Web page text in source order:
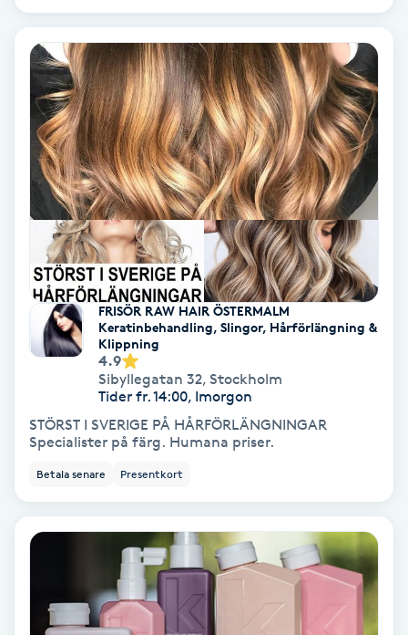
Osteopati
Paraffinbehandling
Pedikyr
Pensionärklippning
Permanent
Permanent hårborttagning
Permanent ögonbrynsmakeup
Personal shopper
Personlig tränare
Pigmentbehandling
FRISÖR RAW HAIR ÖSTERMALM
Keratinbehandling, Slingor, Hårförlängning &
Klippning
4.9
Sibyllegatan 32, Stockholm
Tider fr. 14:00, Imorgon
STÖRST I SVERIGE PÅ HÅRFÖRLÄNGNINGAR
Specialister på färg. Humana priser.
Betala senare Presentkort